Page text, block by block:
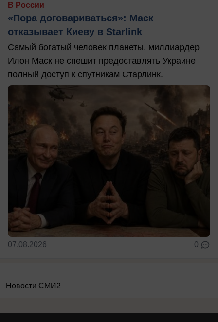
В России
«Пора договариваться»: Маск
отказывает Киеву в Starlink
Самый богатый человек планеты, миллиардер
Илон Маск не спешит предоставлять Украине
полный доступ к спутникам Старлинк.
07.08.2026 0
Новости СМИ2